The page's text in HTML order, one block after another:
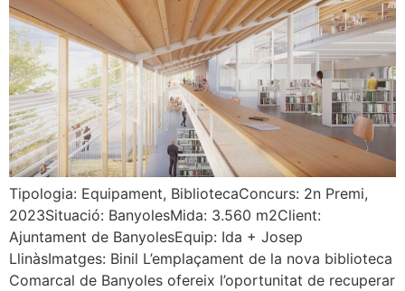
Tipologia: Equipament, BibliotecaConcurs: 2n Premi,
2023Situació: BanyolesMida: 3.560 m2Client:
Ajuntament de BanyolesEquip: Ida + Josep
LlinàsImatges: Binil L’emplaçament de la nova biblioteca
Comarcal de Banyoles ofereix l’oportunitat de recuperar